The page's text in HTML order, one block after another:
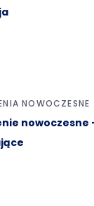
NOWOCZESNE
nowoczesne